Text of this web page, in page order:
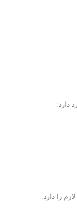
دارد:
را دارد.